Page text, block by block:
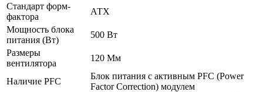
Стандарт форм-
фактора
АТХ
Мощность блока
питания (Вт)
500 Вт
Размеры
вентилятора
120 Мм
Наличие PFC
Блок питания с активным PFC (Power
Factor Correction) модулем